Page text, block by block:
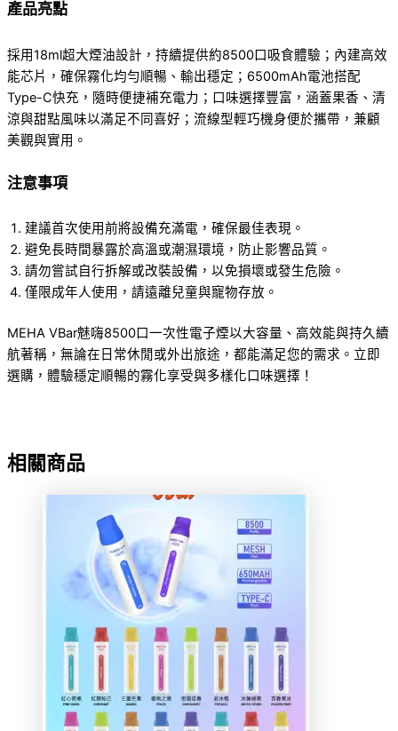
產品亮點
採用18ml超大煙油設計，持續提供約8500口吸食體驗；內建高效
能芯片，確保霧化均勻順暢、輸出穩定；6500mAh電池搭配
Type-C快充，隨時便捷補充電力；口味選擇豐富，涵蓋果香、清
涼與甜點風味以滿足不同喜好；流線型輕巧機身便於攜帶，兼顧
美觀與實用。
注意事項
建議首次使用前將設備充滿電，確保最佳表現。
避免長時間暴露於高溫或潮濕環境，防止影響品質。
請勿嘗試自行拆解或改裝設備，以免損壞或發生危險。
僅限成年人使用，請遠離兒童與寵物存放。
MEHA VBar魅嗨8500口一次性電子煙以大容量、高效能與持久續
航著稱，無論在日常休閒或外出旅途，都能滿足您的需求。立即
選購，體驗穩定順暢的霧化享受與多樣化口味選擇！
相關商品